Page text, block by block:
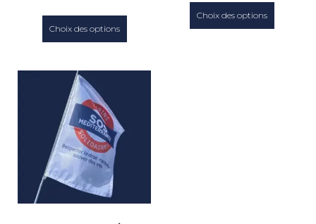
Choix des options
Choix des options